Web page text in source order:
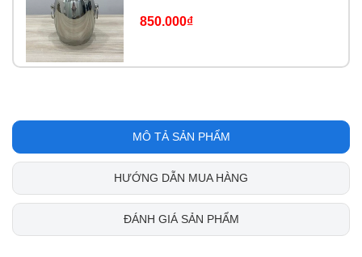
850.000₫
MÔ TẢ SẢN PHẨM
HƯỚNG DẪN MUA HÀNG
ĐÁNH GIÁ SẢN PHẨM